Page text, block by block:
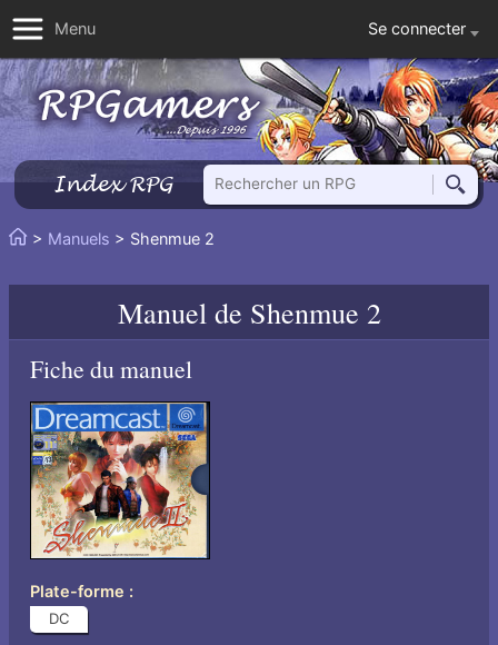
Menu Se connecter
Index RPG
Rechercher un RPG
Vous
> Manuels > Shenmue 2
Manuel de Shenmue 2
Fiche du manuel
Plate-forme
DC